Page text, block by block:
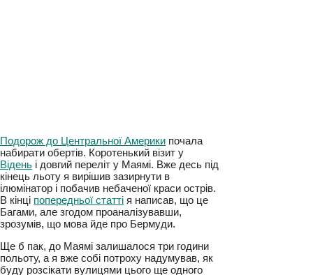
Подорож до Центральної Америки
набирати обертів. Коротенький візит у
Відень і довгий переліт у Маямі. Вже десь
під кінець льоту я вирішив зазирнути в
ілюмінатор і побачив небаченої краси острів.
В кінціпопередньої статтія написав, що це
Багами, але згодом проаналізувавши,
зрозумів, що мова йде про Бермуди.